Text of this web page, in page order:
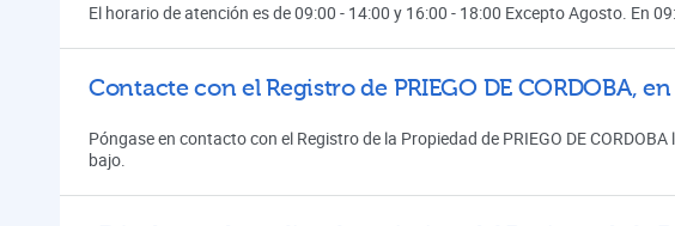
El horario de atención es de 09:00 - 14:00 y 16:00 - 18:00 Excepto Agosto. En
Contacte con el Registro de PRIEGO DE CORDOBA, en
Póngase en contacto con el Registro de la Propiedad de PRIEGO DE
bajo.